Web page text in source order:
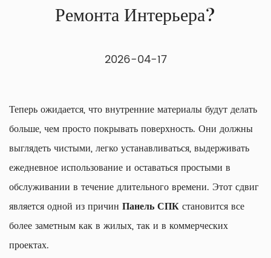
Ремонта Интерьера?
2026-04-17
Теперь ожидается, что внутренние материалы будут делать
больше, чем просто покрывать поверхность. Они должны
выглядеть чистыми, легко устанавливаться, выдерживать
ежедневное использование и оставаться простыми в
обслуживании в течение длительного времени. Этот сдвиг
является одной из причин Панель СПКстановится все
более заметным как в жилых, так и в коммерческих
проектах.